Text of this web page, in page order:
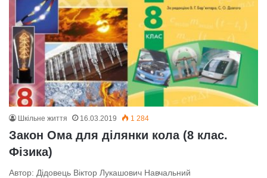
Шкільне життя 16.03.2019 1 284
Закон Ома для ділянки кола (8 клас.
Фізика)
Автор: Дідовець Віктор Лукашович Навчальний